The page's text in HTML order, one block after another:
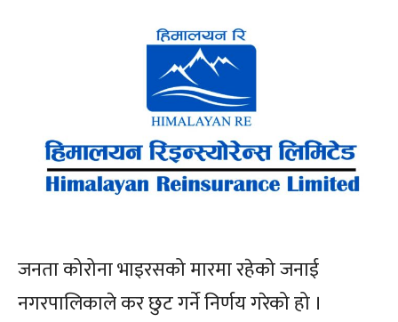
जनता कोरोना भाइरसको मारमा रहेको जनाई
नगरपालिकाले कर छुट गर्ने निर्णय गरेको हो ।